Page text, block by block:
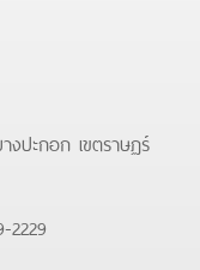
ปะกอก เขตราษฏร์
2229